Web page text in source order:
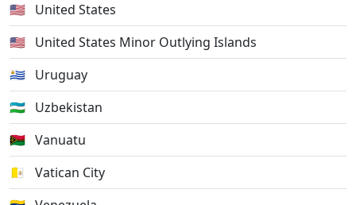
🇺🇸 United States
🇺🇲 United States Minor Outlying Islands
🇺🇾 Uruguay
🇺🇿 Uzbekistan
🇻🇺 Vanuatu
🇻🇦
Vatican City